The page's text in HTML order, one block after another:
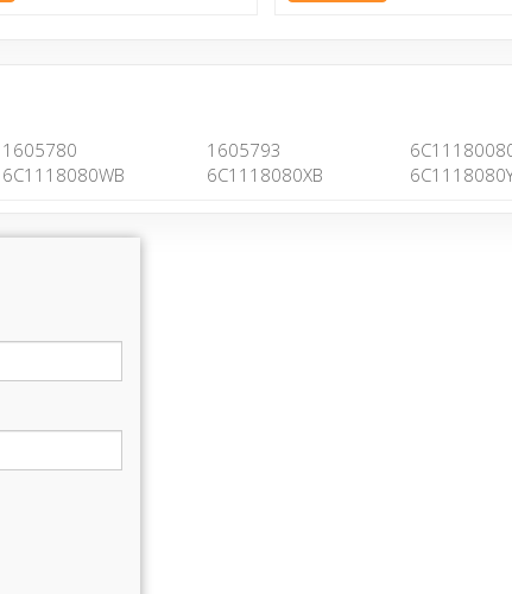
1605780 1605793
6C1118080WB 6C1118080XB